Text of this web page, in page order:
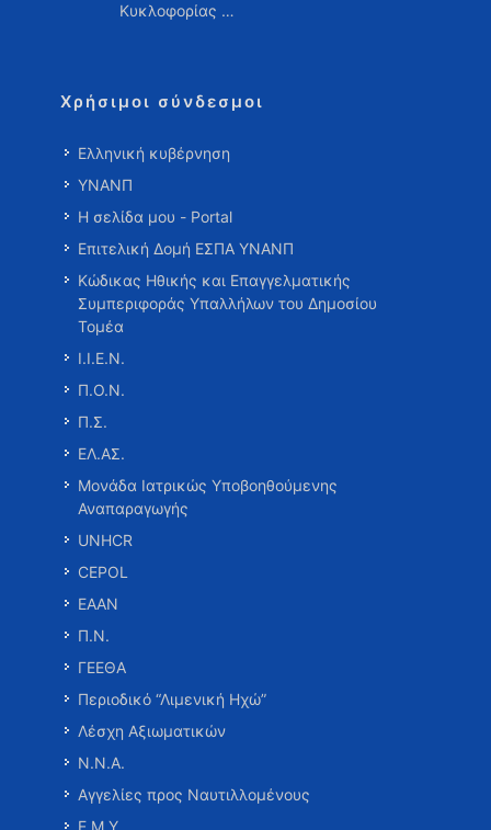
Κυκλοφορίας …
Χρήσιμοι σύνδεσμοι
Ελληνική κυβέρνηση
ΥΝΑΝΠ
Η σελίδα μου - Portal
Επιτελική Δομή ΕΣΠΑ ΥΝΑΝΠ
Κώδικας Ηθικής και Επαγγελματικής
Συμπεριφοράς Υπαλλήλων του Δημοσίου
Τομέα
Ι.Ι.Ε.Ν.
Π.Ο.Ν.
Π.Σ.
ΕΛ.ΑΣ.
Μονάδα Ιατρικώς Υποβοηθούμενης
Αναπαραγωγής
UNHCR
CEPOL
ΕΑΑΝ
Π.Ν.
ΓΕΕΘΑ
Περιοδικό “Λιμενική Ηχώ”
Λέσχη Αξιωματικών
Ν.Ν.Α.
Αγγελίες προς Ναυτιλλομένους